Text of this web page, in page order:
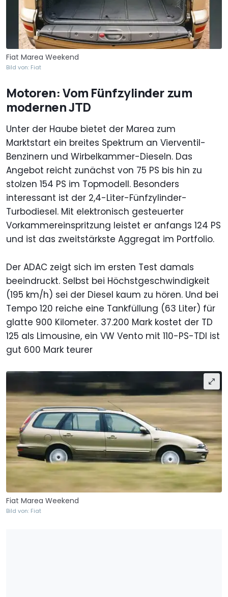
Fiat Marea Weekend
Bild von: Fiat
Motoren: Vom Fünfzylinder zum
modernen JTD
Unter der Haube bietet der Marea zum
Marktstart ein breites Spektrum an Vierventil-
Benzinern und Wirbelkammer-Dieseln. Das
Angebot reicht zunächst von 75 PS bis hin zu
stolzen 154 PS im Topmodell. Besonders
interessant ist der 2,4-Liter-Fünfzylinder-
Turbodiesel. Mit elektronisch gesteuerter
Vorkammereinspritzung leistet er anfangs 124 PS
und ist das zweitstärkste Aggregat im Portfolio.
Der ADAC zeigt sich im ersten Test damals
beeindruckt. Selbst bei Höchstgeschwindigkeit
(195 km/h) sei der Diesel kaum zu hören. Und bei
Tempo 120 reiche eine Tankfüllung (63 Liter) für
glatte 900 Kilometer. 37.200 Mark kostet der TD
125 als Limousine, ein VW Vento mit 110-PS-TDI ist
gut 600 Mark teurer
Fiat Marea Weekend
Bild von: Fiat